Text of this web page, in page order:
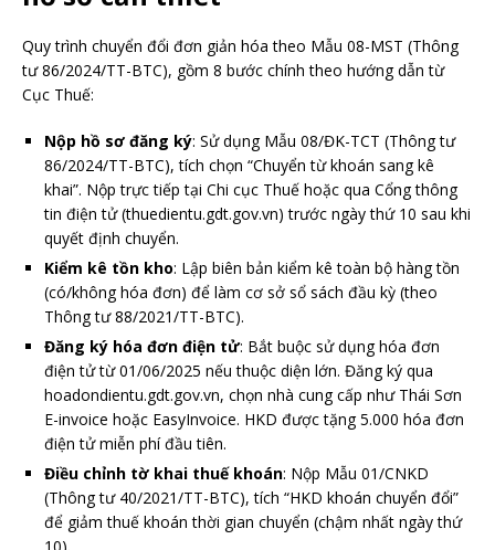
Quy trình chuyển đổi đơn giản hóa theo Mẫu 08-MST (Thông
tư 86/2024/TT-BTC), gồm 8 bước chính theo hướng dẫn từ
Cục Thuế:
Nộp hồ sơ đăng ký: Sử dụng Mẫu 08/ĐK-TCT (Thông tư
86/2024/TT-BTC), tích chọn “Chuyển từ khoán sang kê
khai”. Nộp trực tiếp tại Chi cục Thuế hoặc qua Cổng thông
tin điện tử (thuedientu.gdt.gov.vn) trước ngày thứ 10 sau khi
quyết định chuyển.
Kiểm kê tồn kho: Lập biên bản kiểm kê toàn bộ hàng tồn
(có/không hóa đơn) để làm cơ sở sổ sách đầu kỳ (theo
Thông tư 88/2021/TT-BTC).
Đăng ký hóa đơn điện tử: Bắt buộc sử dụng hóa đơn
điện tử từ 01/06/2025 nếu thuộc diện lớn. Đăng ký qua
hoadondientu.gdt.gov.vn, chọn nhà cung cấp như Thái Sơn
E-invoice hoặc EasyInvoice. HKD được tặng 5.000 hóa đơn
điện tử miễn phí đầu tiên.
Điều chỉnh tờ khai thuế khoán: Nộp Mẫu 01/CNKD
(Thông tư 40/2021/TT-BTC), tích “HKD khoán chuyển đổi”
để giảm thuế khoán thời gian chuyển (chậm nhất ngày thứ